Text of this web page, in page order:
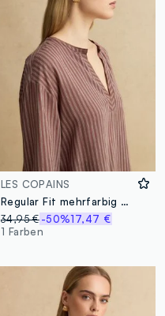
LES COPAINS
Regular Fit mehrfarbig gestreiftes Leinen-Mischgewebe-Hemd mit Stehkragen
34,95 € -50%17,47 €
1 Farben